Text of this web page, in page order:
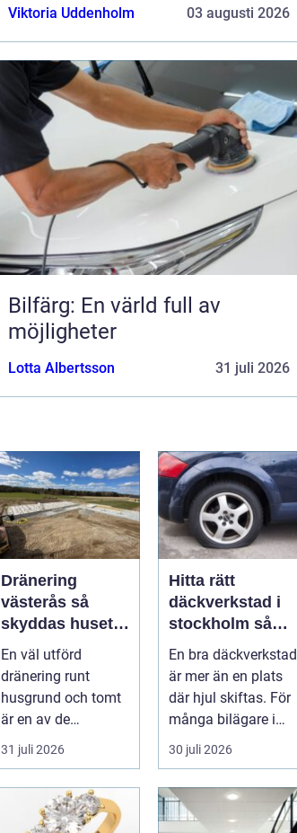
Viktoria Uddenholm 03 augusti 2026
Bilfärg: En värld full av
möjligheter
Lotta Albertsson 31 juli 2026
Dränering
västerås så
skyddas huset
mot fuktproblem
En väl utförd
dränering runt
husgrund och tomt
är en av de
viktigaste
åtgärderna för att
undvika fuk...
31 juli 2026
Hitta rätt
däckverkstad i
stockholm så
väljer du tryggt
och smart
En bra däckverkstad
är mer än en plats
där hjul skiftas. För
många bilägare i
Stockholm handlar
vale...
30 juli 2026